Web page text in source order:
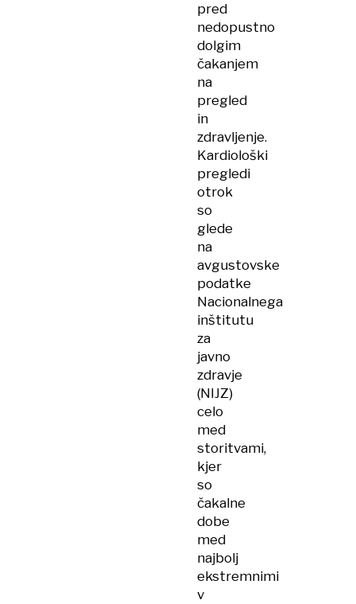
pred
nedopustno
dolgim
čakanjem
na
pregled
in
zdravljenje.
Kardiološki
pregledi
otrok
so
glede
na
avgustovske
podatke
Nacionalnega
inštitutu
za
javno
zdravje
(NIJZ)
celo
med
storitvami,
kjer
so
čakalne
dobe
med
najbolj
ekstremnimi
v